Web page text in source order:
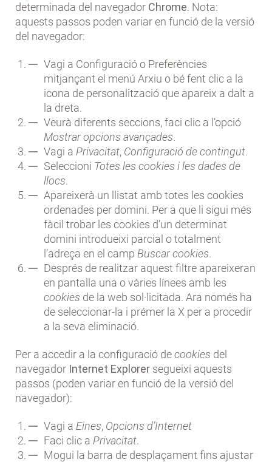
determinada del navegador Chrome. Nota:
aquests passos poden variar en funció de la versió
del navegador:
Vagi a Configuració o Preferències
mitjançant el menú Arxiu o bé fent clic a la
icona de personalització que apareix a dalt a
la dreta.
Veurà diferents seccions, faci clic a l’opció
Mostrar opcions avançades.
Vagi a Privacitat, Configuració de contingut.
Seleccioni Totes les cookies i les dades de
llocs.
Apareixerà un llistat amb totes les cookies
ordenades per domini. Per a que li sigui més
fàcil trobar les cookies d’un determinat
domini introdueixi parcial o totalment
l’adreça en el camp Buscar cookies.
Després de realitzar aquest filtre apareixeran
en pantalla una o vàries línees amb les
cookies de la web sol·licitada. Ara només ha
de seleccionar-la i prémer la X per a procedir
a la seva eliminació.
Per a accedir a la configuració decookies del
navegador Internet Explorer segueixi aquests
passos (poden variar en funció de la versió del
navegador):
Vagi a Eines, Opcions d’Internet
Faci clic a Privacitat.
Mogui la barra de desplaçament fins ajustar